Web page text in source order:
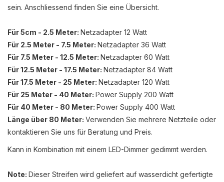
sein. Anschliessend finden Sie eine Übersicht.
Für 5cm - 2.5 Meter: Netzadapter 12 Watt
Für 2.5 Meter - 7.5 Meter: Netzadapter 36 Watt
Für 7.5 Meter - 12.5 Meter: Netzadapter 60 Watt
Für 12.5 Meter - 17.5 Meter: Netzadapter 84 Watt
Für 17.5 Meter - 25 Meter: Netzadapter 120 Watt
Für 25 Meter - 40 Meter: Power Supply 200 Watt
Für 40 Meter - 80 Meter: Power Supply 400 Watt
Länge über 80 Meter: Verwenden Sie mehrere Netzteile oder
kontaktieren Sie uns für Beratung und Preis.
Kann in Kombination mit einem LED-Dimmer gedimmt werden.
Note: Dieser Streifen wird geliefert auf wasserdicht gefertigte